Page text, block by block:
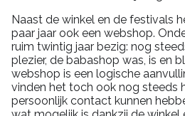
Naast de winkel en de festivals
paar jaar ook een webshop.
ruim twintig jaar bezig: nog
plezier, de babashop was, is en
webshop is een logische
vinden het toch ook nog steeds
persoonlijk contact kunnen